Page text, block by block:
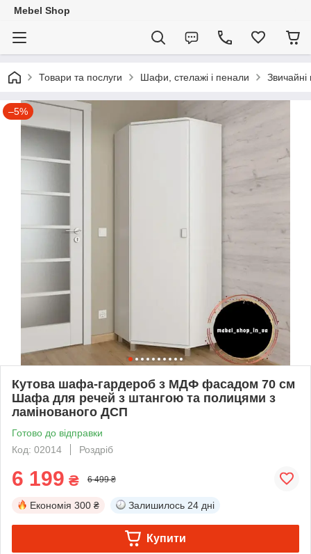
Mebel Shop
Товари та послуги Шафи, стелажі і пенали
–5%
Кутова шафа-гардероб з МДФ фасадом 70 см
Шафа для речей з штангою та полицями з
ламінованого ДСП
Готово до відправки
Код: 02014
Роздріб
6 199 ₴ 6 499 ₴
Економія 300 ₴ Залишилось 24 дні
Купити